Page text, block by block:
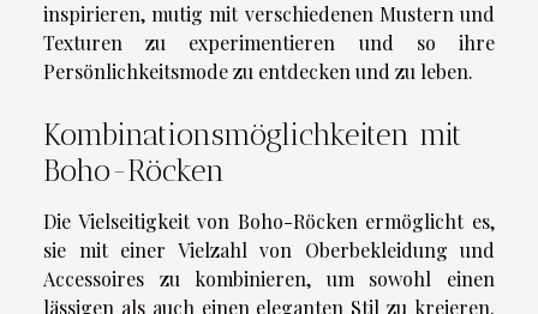
inspirieren, mutig mit verschiedenen Mustern und
Texturen zu experimentieren und so ihre
Persönlichkeitsmode zu entdecken und zu leben.
Kombinationsmöglichkeiten mit
Boho-Röcken
Die Vielseitigkeit von Boho-Röcken ermöglicht es,
sie mit einer Vielzahl von Oberbekleidung und
Accessoires zu kombinieren, um sowohl einen
lässigen als auch einen eleganten Stil zu kreieren.